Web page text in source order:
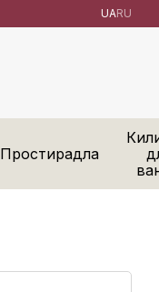
UARU
Простирадла